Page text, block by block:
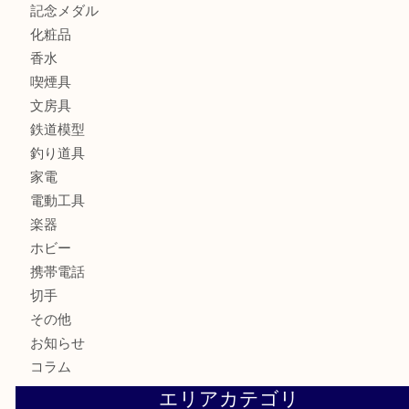
お酒
骨董品
金製品
銀製品
古美術品
食器
テレホンカード
金券
商品券
株主優待券
古銭
金貨
記念硬貨
記念メダル
化粧品